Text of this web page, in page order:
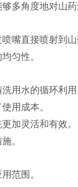
多角度地对山
嘴直接喷射到
匀性。
用水的循环利
使用成本。
加灵活和有效。
施。
范围。